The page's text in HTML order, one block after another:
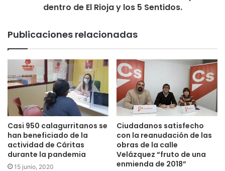
de los elementos de protección, señalización, eliminación
dentro de El Rioja y los 5 Sentidos.
Publicaciones relacionadas
Casi 950 calagurritanos se
han beneficiado de la
actividad de Cáritas
durante la pandemia
15 junio, 2020
Ciudadanos satisfecho
con la reanudación de las
obras de la calle
Velázquez “fruto de una
enmienda de 2018”